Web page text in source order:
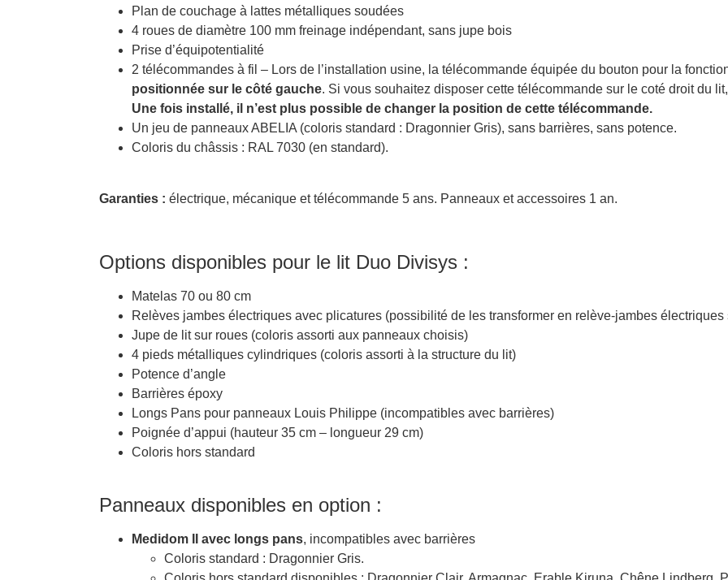
Plan de couchage à lattes métalliques soudées
4 roues de diamètre 100 mm freinage indépendant, sans jupe bois
Prise d’équipotentialité
2 télécommandes à fil – Lors de l’installation usine, la télécommande équipée du bouton pour la
positionnée sur le côté gauche. Si vous souhaitez disposer cette télécommande sur le coté droit du
Une fois installé, il n’est plus possible de changer la position de cette télécommande.
Un jeu de panneaux ABELIA (coloris standard : Dragonnier Gris), sans barrières, sans potence.
Coloris du châssis : RAL 7030 (en standard).
Garanties : électrique, mécanique et télécommande 5 ans. Panneaux et accessoires 1 an.
Options disponibles pour le lit Duo Divisys :
Matelas 70 ou 80 cm
Relèves jambes électriques avec plicatures (possibilité de les transformer en relève-jambes
Jupe de lit sur roues (coloris assorti aux panneaux choisis)
4 pieds métalliques cylindriques (coloris assorti à la structure du lit)
Potence d’angle
Barrières époxy
Longs Pans pour panneaux Louis Philippe (incompatibles avec barrières)
Poignée d’appui (hauteur 35 cm – longueur 29 cm)
Coloris hors standard
Panneaux disponibles en option :
Medidom II avec longs pans, incompatibles avec barrières
Coloris standard : Dragonnier Gris.